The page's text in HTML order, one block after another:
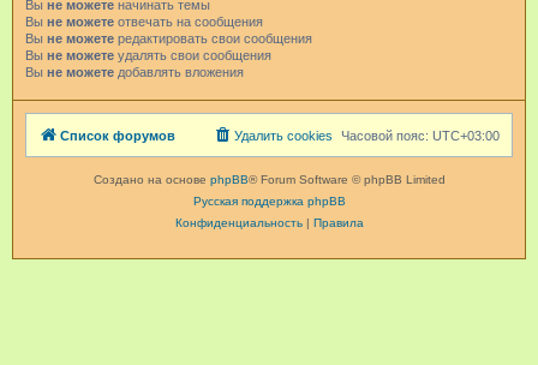
Вы не можете начинать темы
Вы не можете отвечать на сообщения
Вы не можете редактировать свои сообщения
Вы не можете удалять свои сообщения
Вы не можете добавлять вложения
Список форумов Часовой пояс: UTC+03:00
Удалить cookies
Создано на основе phpBB® Forum Software © phpBB Limited
Русская поддержка phpBB
Конфиденциальность| Правила